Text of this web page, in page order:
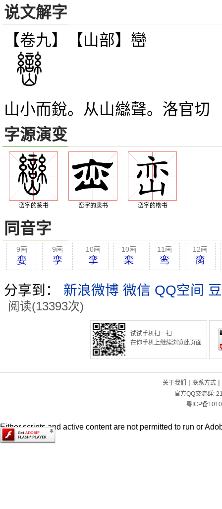
说文解字
【卷九】【山部】 巒
山小而銳。从山䜌聲。洛官切
字源演变
峦字的篆书 峦字的隶书 峦字的楷书
同音字
9画
娈
9画
孪
10画
挛
10画
栾
11画
鸾
12画
脔
分享到： 新浪微博 微信 QQ空间
阅读(13393次)
试试手机扫一扫
在你手机上继续浏览此页面
关于我们 | 联系方式|
官方QQ交流群:
粤ICP备
Either scripts and active content are not permitted to run or